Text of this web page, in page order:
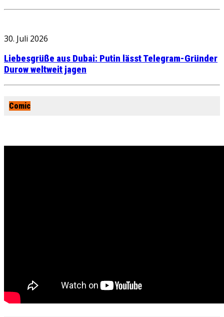
30. Juli 2026
Liebesgrüße aus Dubai: Putin lässt Telegram-Gründer
Durow weltweit jagen
Comic